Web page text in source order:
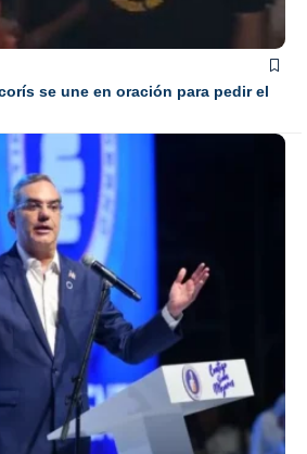
se une en oración para pedir el